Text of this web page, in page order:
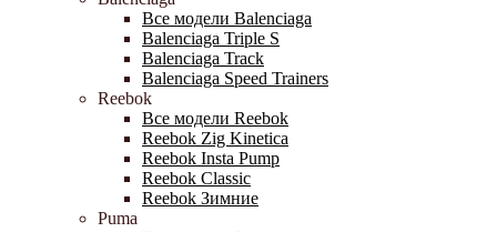
Все модели Balenciaga
Balenciaga Triple S
Balenciaga Track
Balenciaga Speed Trainers
Reebok
Все модели Reebok
Reebok Zig Kinetica
Reebok Insta Pump
Reebok Classic
Reebok Зимние
Puma